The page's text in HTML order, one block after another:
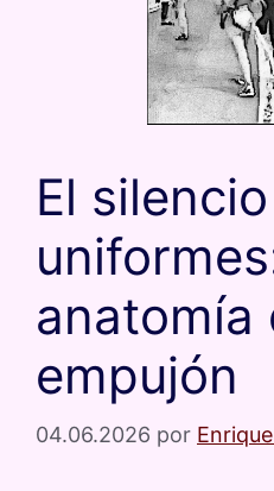
El
anatomía
empujón
04.06.2026 por